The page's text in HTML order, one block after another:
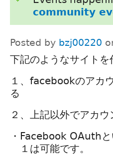
community
Posted by bzj00220
下記のようなサイト
１、facebookのアカ
る
２、上記以外でアカ
・Facebook OAuth
１は可能です。